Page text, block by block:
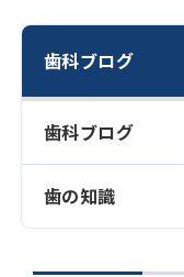
歯科ブログ
歯科ブログ
歯の知識